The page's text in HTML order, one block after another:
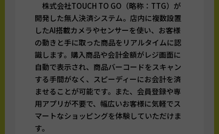
株式会社TOUCH TO GO（略称：TTG）が
開発した無人決済システム。店内に複数設置
したAI搭載カメラやセンサーを使い、お客様
の動きと手に取った商品をリアルタイムに認
識します。購入商品や会計金額がレジ画面に
自動で表示され、商品バーコードをスキャン
する手間がなく、スピーディーにお会計を済
ませることが可能です。また、会員登録や専
用アプリが不要で、幅広いお客様に気軽でス
マートなショッピングを体験していただけま
す。